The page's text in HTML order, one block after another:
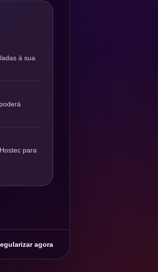
à sua
para
agora